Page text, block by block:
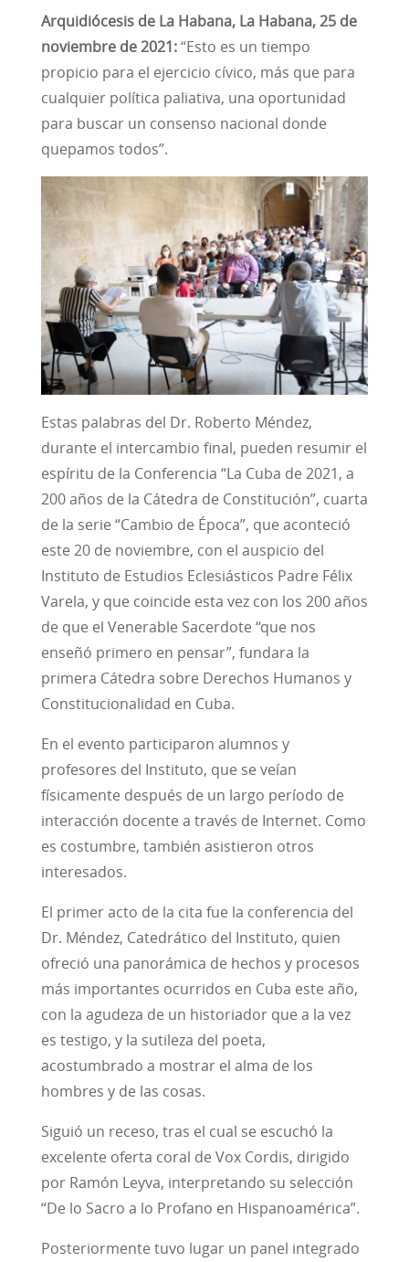
Arquidiócesis de La Habana, La Habana, 25 de
noviembre de 2021:“Esto es un tiempo
propicio para el ejercicio cívico, más que para
cualquier política paliativa, una oportunidad
para buscar un consenso nacional donde
quepamos todos”.
Estas palabras del Dr. Roberto Méndez,
durante el intercambio final, pueden resumir el
espíritu de la Conferencia “La Cuba de 2021, a
200 años de la Cátedra de Constitución”, cuarta
de la serie “Cambio de Época”, que aconteció
este 20 de noviembre, con el auspicio del
Instituto de Estudios Eclesiásticos Padre Félix
Varela, y que coincide esta vez con los 200 años
de que el Venerable Sacerdote “que nos
enseñó primero en pensar”, fundara la
primera Cátedra sobre Derechos Humanos y
Constitucionalidad en Cuba.
En el evento participaron alumnos y
profesores del Instituto, que se veían
físicamente después de un largo período de
interacción docente a través de Internet. Como
es costumbre, también asistieron otros
interesados.
El primer acto de la cita fue la conferencia del
Dr. Méndez, Catedrático del Instituto, quien
ofreció una panorámica de hechos y procesos
más importantes ocurridos en Cuba este año,
con la agudeza de un historiador que a la vez
es testigo, y la sutileza del poeta,
acostumbrado a mostrar el alma de los
hombres y de las cosas.
Siguió un receso, tras el cual se escuchó la
excelente oferta coral de Vox Cordis, dirigido
por Ramón Leyva, interpretando su selección
“De lo Sacro a lo Profano en Hispanoamérica”.
Posteriormente tuvo lugar un panel integrado